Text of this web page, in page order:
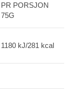
PR PORSJON
75G
1180 kJ/281 kcal